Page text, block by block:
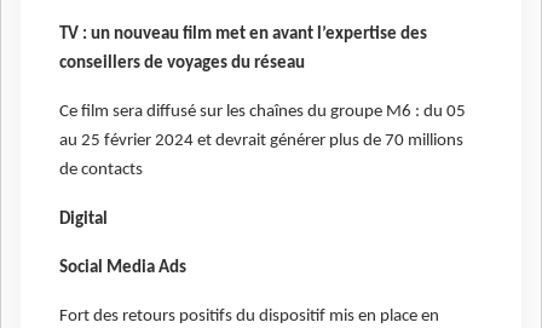
TV : un nouveau film met en avant l’expertise des
conseillers de voyages du réseau
Ce film sera diffusé sur les chaînes du groupe M6 : du 05
au 25 février 2024 et devrait générer plus de 70 millions
de contacts
Digital
Social Media Ads
Fort des retours positifs du dispositif mis en place en